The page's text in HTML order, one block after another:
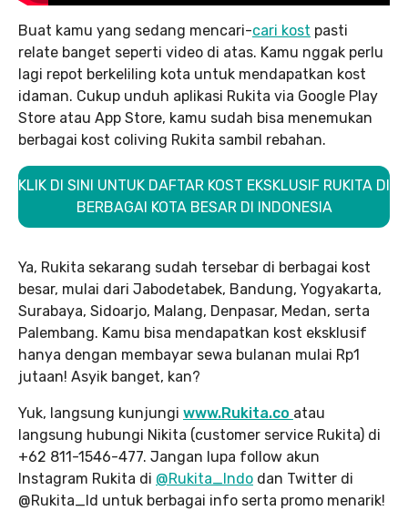
Buat kamu yang sedang mencari-cari kost pasti
relate banget seperti video di atas. Kamu nggak perlu
lagi repot berkeliling kota untuk mendapatkan kost
idaman. Cukup unduh aplikasi Rukita via Google Play
Store atau App Store, kamu sudah bisa menemukan
berbagai kost coliving Rukita sambil rebahan.
KLIK DI SINI UNTUK DAFTAR KOST EKSKLUSIF RUKITA DI
BERBAGAI KOTA BESAR DI INDONESIA
Ya, Rukita sekarang sudah tersebar di berbagai kost
besar, mulai dari Jabodetabek, Bandung, Yogyakarta,
Surabaya, Sidoarjo, Malang, Denpasar, Medan, serta
Palembang. Kamu bisa mendapatkan kost eksklusif
hanya dengan membayar sewa bulanan mulai Rp1
jutaan! Asyik banget, kan?
Yuk, langsung kunjungi www.Rukita.co atau
langsung hubungi Nikita (customer service Rukita) di
+62 811-1546-477. Jangan lupa follow akun
Instagram Rukita di @Rukita_Indo dan Twitter di
@Rukita_Id untuk berbagai info serta promo menarik!